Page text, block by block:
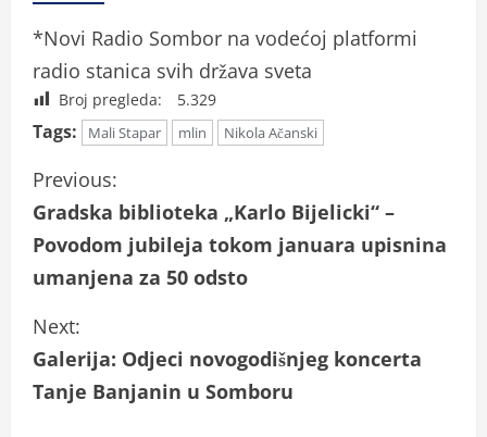
*Novi Radio Sombor na vodećoj platformi
radio stanica svih država sveta
Broj pregleda: 5.329
Tags: Mali Stapar mlin Nikola Ačanski
C
o
n
t
i
n
Previous:
Gradska biblioteka „Karlo Bijelicki“ –
Povodom jubileja tokom januara upisnina
umanjena za 50 odsto
Next:
Galerija: Odjeci novogodišnjeg koncerta
Tanje Banjanin u Somboru